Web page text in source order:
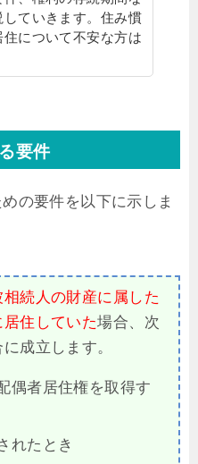
ていきます。住み慣
について不安な方は
要件
の要件を以下に示しま
相続人の財産に属した
住していた場合、次
成立します。
偶者居住権を取得す
れたとき